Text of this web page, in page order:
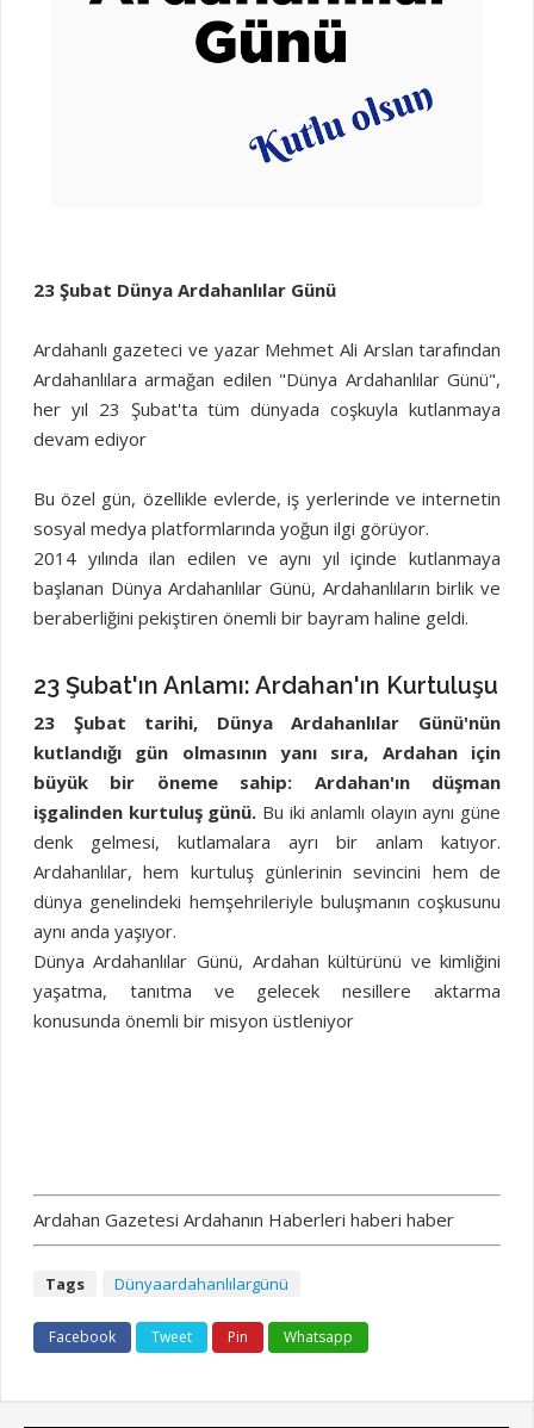
23 Şubat Dünya Ardahanlılar Günü
Ardahanlı gazeteci ve yazar Mehmet Ali Arslan tarafından
Ardahanlılara armağan edilen "Dünya Ardahanlılar Günü",
her yıl 23 Şubat'ta tüm dünyada coşkuyla kutlanmaya
devam ediyor
Bu özel gün, özellikle evlerde, iş yerlerinde ve internetin
sosyal medya platformlarında yoğun ilgi görüyor.
2014 yılında ilan edilen ve aynı yıl içinde kutlanmaya
başlanan Dünya Ardahanlılar Günü, Ardahanlıların birlik ve
beraberliğini pekiştiren önemli bir bayram haline geldi.
23 Şubat'ın Anlamı: Ardahan'ın Kurtuluşu
23 Şubat tarihi, Dünya Ardahanlılar Günü'nün
kutlandığı gün olmasının yanı sıra, Ardahan için
büyük bir öneme sahip: Ardahan'ın düşman
işgalinden kurtuluş günü. Bu iki anlamlı olayın aynı güne
denk gelmesi, kutlamalara ayrı bir anlam katıyor.
Ardahanlılar, hem kurtuluş günlerinin sevincini hem de
dünya genelindeki hemşehrileriyle buluşmanın coşkusunu
aynı anda yaşıyor.
Dünya Ardahanlılar Günü, Ardahan kültürünü ve kimliğini
yaşatma, tanıtma ve gelecek nesillere aktarma
konusunda önemli bir misyon üstleniyor
Ardahan Gazetesi Ardahanın Haberleri haberi haber
Tags Dünyaardahanlılargünü
Facebook Tweet Pin Whatsapp